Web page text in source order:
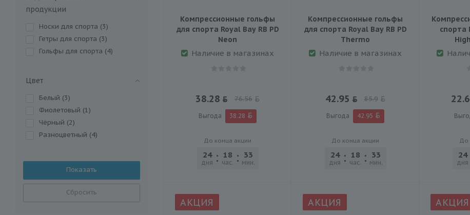
Компрессионные гольфы
для спорта Royal Bay RB PD
Neon
Наличие в магазинах
38.28 76.56
Выгода 38.28
До конца акции
24
дня
18
час.
33
мин.
Компрессионные гольфы
для спорта Royal Bay RB PD
Thermo
Наличие в магазинах
42.95 85.9
Выгода 42.95
До конца акции
24
дня
18
час.
33
мин.
спорта
До
24
дня
АКЦИЯ АКЦИЯ АКЦИЯ
продукции
Носки для спорта (3)
Гетры для спорта (3)
Гольфы для спорта (4)
Цвет
Белый (3)
Фиолетовый (1)
Чёрный (2)
Разноцветный (4)
Сбросить